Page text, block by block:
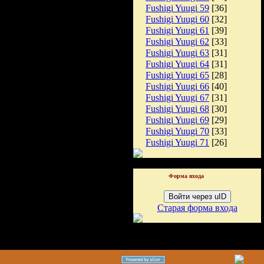
Fushigi Yuugi 59 [36]
Fushigi Yuugi 60 [32]
Fushigi Yuugi 61 [39]
Fushigi Yuugi 62 [33]
Fushigi Yuugi 63 [31]
Fushigi Yuugi 64 [31]
Fushigi Yuugi 65 [28]
Fushigi Yuugi 66 [40]
Fushigi Yuugi 67 [31]
Fushigi Yuugi 68 [30]
Fushigi Yuugi 69 [29]
Fushigi Yuugi 70 [33]
Fushigi Yuugi 71 [26]
Форма входа
Войти через uID
Старая форма входа